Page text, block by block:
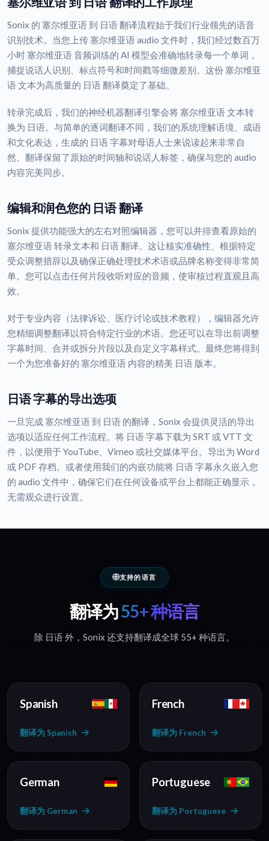
Sonix 的 塞尔维亚语 到 日语 翻译流程始于我们行业领先的语音
识别技术。当您上传 塞尔维亚语 audio 文件时，我们经过数百万
小时 塞尔维亚语 音频训练的 AI 模型会准确地转录每一个单词，
捕捉说话人识别、标点符号和时间戳等细微差别。这份 塞尔维亚
语 文本为高质量的 日语 翻译奠定了基础。
转录完成后，我们的神经机器翻译引擎会将 塞尔维亚语 文本转
换为 日语。与简单的逐词翻译不同，我们的系统理解语境、成语
和文化表达，生成的 日语 字幕对母语人士来说读起来非常自
然。翻译保留了原始的时间轴和说话人标签，确保与您的 audio
内容完美同步。
编辑和润色您的 日语 翻译
Sonix 提供功能强大的左右对照编辑器，您可以并排查看原始的
塞尔维亚语 转录文本和 日语 翻译。这让核实准确性、根据特定
受众调整措辞以及确保正确处理技术术语或品牌名称变得非常简
单。您可以点击任何片段收听对应的音频，使审核过程直观且高
效。
对于专业内容（法律诉讼、医疗讨论或技术教程），编辑器允许
您精细调整翻译以符合特定行业的术语。您还可以在导出前调整
字幕时间、合并或拆分片段以及自定义字幕样式。最终您将得到
一个为您准备好的 塞尔维亚语 内容的精美 日语 版本。
日语 字幕的导出选项
一旦完成 塞尔维亚语 到 日语 的翻译，Sonix 会提供灵活的导出
选项以适应任何工作流程。将 日语 字幕下载为 SRT 或 VTT 文
件，以便用于 YouTube、Vimeo 或社交媒体平台。导出为 Word
或 PDF 存档。或者使用我们的内嵌功能将 日语 字幕永久嵌入您
的 audio 文件中，确保它们在任何设备或平台上都能正确显示，
无需观众进行设置。
支持的语言
翻译为55+ 种语言
除 日语 外，Sonix 还支持翻译成全球 55+ 种语言。
Spanish
翻译为 Spanish
French
翻译为 French
German
翻译为 German
Portuguese
翻译为 Portuguese